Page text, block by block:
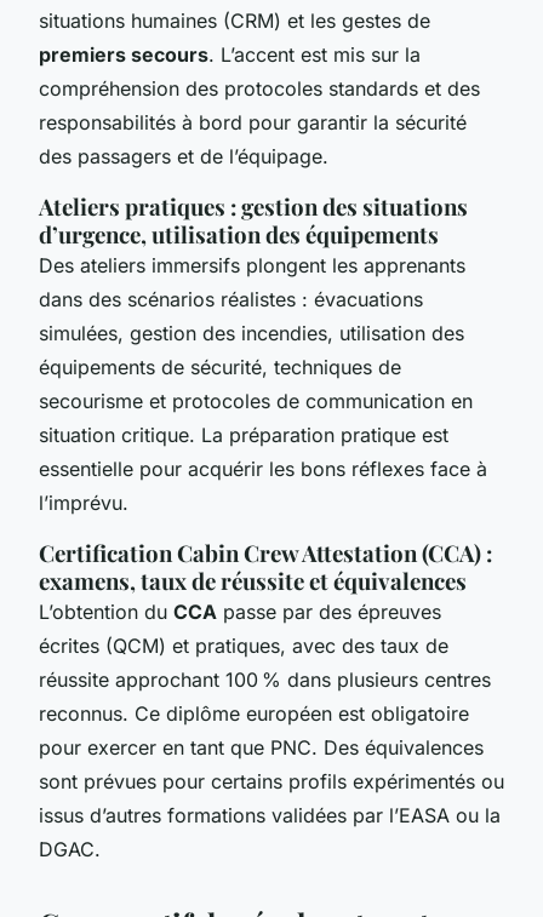
situations humaines (CRM) et les gestes de
premiers secours. L’accent est mis sur la
compréhension des protocoles standards et des
responsabilités à bord pour garantir la sécurité
des passagers et de l’équipage.
Ateliers pratiques : gestion des situations
d’urgence, utilisation des équipements
Des ateliers immersifs plongent les apprenants
dans des scénarios réalistes : évacuations
simulées, gestion des incendies, utilisation des
équipements de sécurité, techniques de
secourisme et protocoles de communication en
situation critique. La préparation pratique est
essentielle pour acquérir les bons réflexes face à
l’imprévu.
Certification Cabin Crew Attestation (CCA) :
examens, taux de réussite et équivalences
L’obtention du CCA passe par des épreuves
écrites (QCM) et pratiques, avec des taux de
réussite approchant 100 % dans plusieurs centres
reconnus. Ce diplôme européen est obligatoire
pour exercer en tant que PNC. Des équivalences
sont prévues pour certains profils expérimentés ou
issus d’autres formations validées par l’EASA ou la
DGAC.